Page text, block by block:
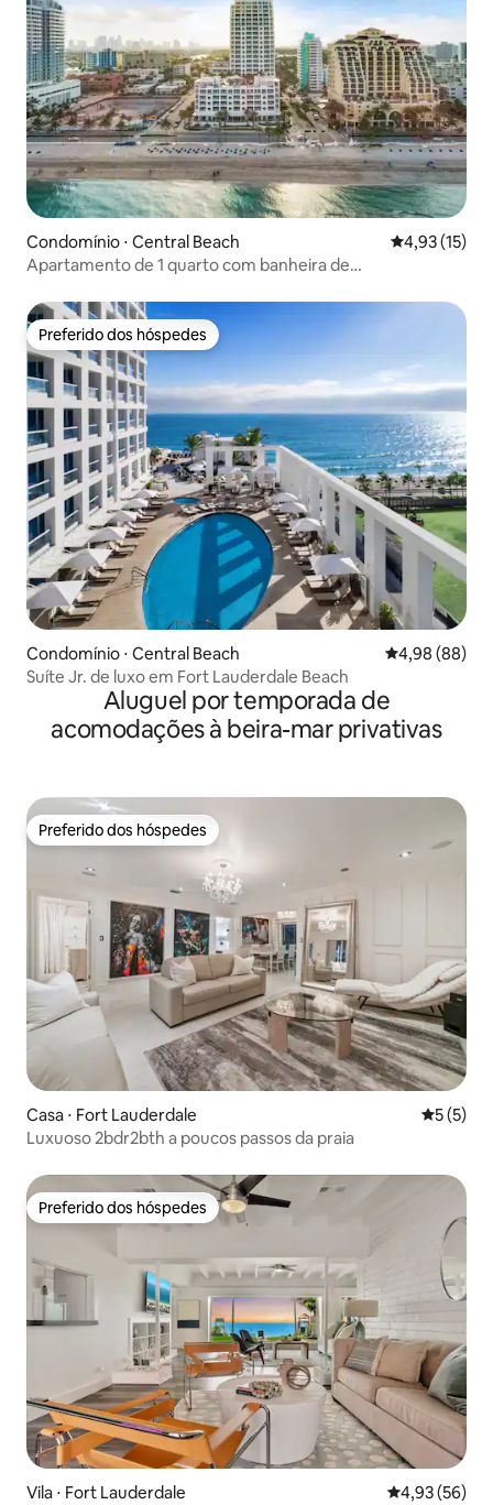
Condomínio ⋅ Central Beach 4,93 de uma
4,93 (15)
Apartamento de 1 quarto com banheira de
Preferido dos hóspedes
Preferido dos hóspedes
Condomínio ⋅ Central Beach 4,98 de uma
4,98 (88)
Suíte Jr. de luxo em Fort Lauderdale Beach
Aluguel por temporada de
acomodações à beira-mar privativas
Preferido dos hóspedes
Preferido dos hóspedes
Casa ⋅ Fort Lauderdale 5 de
5 (5)
Luxuoso 2bdr2bth a poucos passos da praia
Preferido dos hóspedes
Preferido dos hóspedes
Vila ⋅ Fort Lauderdale 4,93 de uma
4,93 (56)